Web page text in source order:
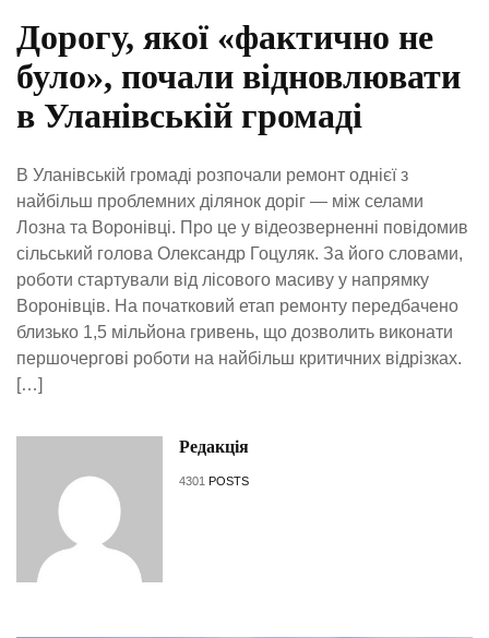
Дорогу, якої «фактично не
було», почали відновлювати
в Уланівській громаді
В Уланівській громаді розпочали ремонт однієї з
найбільш проблемних ділянок доріг — між селами
Лозна та Воронівці. Про це у відеозверненні повідомив
сільський голова Олександр Гоцуляк. За його словами,
роботи стартували від лісового масиву у напрямку
Воронівців. На початковий етап ремонту передбачено
близько 1,5 мільйона гривень, що дозволить виконати
першочергові роботи на найбільш критичних відрізках.
[…]
Редакція
4301 POSTS